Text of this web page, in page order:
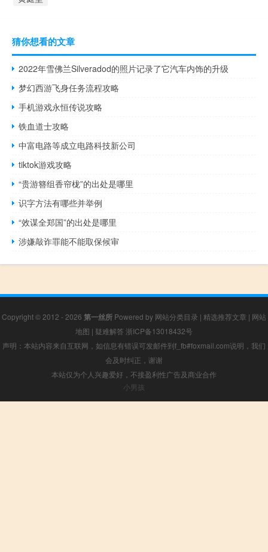
猜你想看的文章
2022年雪佛兰Silveradod的照片记录了它汽车内饰的升级
梦幻西游飞身任务流程攻略
手机游戏永恒传说攻略
铁血道士攻略
中富电路等成立电路科技新公司
tiktok游戏攻略
“贵游簪组香帘栊”的出处是哪里
识字方法有哪些并举例
“效谋全郑国”的出处是哪里
涉嫌敲诈罪能不能取保候审
Copyright © 2012 - 2026 第一丝所 Powered by 网站分类目录 | 精选推荐文章 | 网站
地图 | 疑难解答 浙ICP备13018432号
声明：本站内容来自互联网，如信息有错误可发邮件到f_fb#foxmail.com说明，我们
会及时纠正，谢谢
本站仅为个人兴趣爱好，不接盈利性广告及商业合作
小男孩